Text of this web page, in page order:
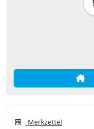
Merkzettel